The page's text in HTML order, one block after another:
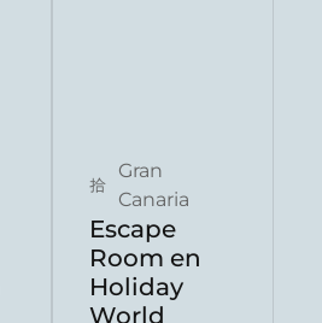
Gran
Canaria
Escape
Room en
Holiday
World